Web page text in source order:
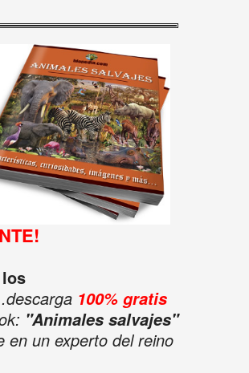
100% gratis
"Animales salvajes"
en un experto del reino